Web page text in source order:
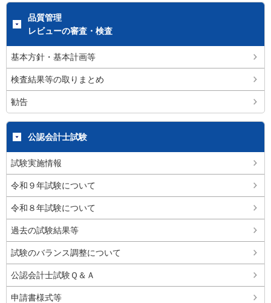
品質管理
レビューの審査・検査
基本方針・基本計画等
検査結果等の取りまとめ
勧告
公認会計士試験
試験実施情報
令和９年試験について
令和８年試験について
過去の試験結果等
試験のバランス調整について
公認会計士試験Ｑ＆Ａ
申請書様式等